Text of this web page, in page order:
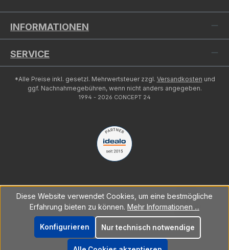
INFORMATIONEN
SERVICE
*Alle Preise inkl. gesetzl. Mehrwertsteuer zzgl. Versandkosten und
ggf. Nachnahmegebühren, wenn nicht anders angegeben.
1994 - 2026 CONCEPT 24
Diese Website verwendet Cookies, um eine bestmögliche
Erfahrung bieten zu können. Mehr Informationen ...
Nur technisch notwendige
Konfigurieren